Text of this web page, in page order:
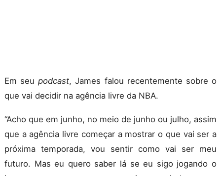
Em seupodcast, James falou recentemente sobre o
que vai decidir na agência livre da NBA.
“Acho que em junho, no meio de junho ou julho, assim
que a agência livre começar a mostrar o que vai ser a
próxima temporada, vou sentir como vai ser meu
futuro. Mas eu quero saber lá se eu sigo jogando o